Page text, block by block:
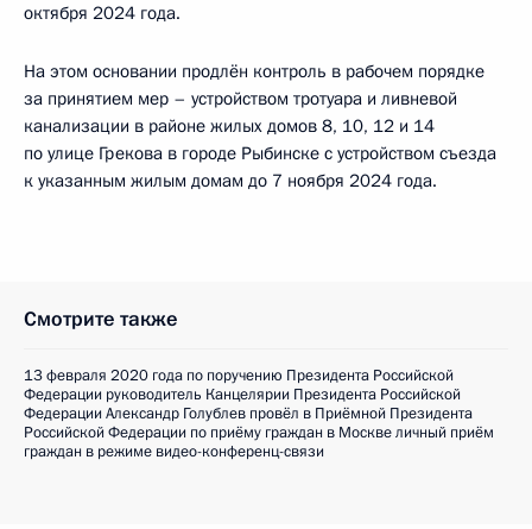
октября 2024 года.
На этом основании продлён контроль в рабочем порядке
за принятием мер – устройством тротуара и ливневой
канализации в районе жилых домов 8, 10, 12 и 14
по улице Грекова в городе Рыбинске с устройством съезда
к указанным жилым домам до 7 ноября 2024 года.
Смотрите также
13 февраля 2020 года по поручению Президента Российской
Федерации руководитель Канцелярии Президента Российской
Федерации Александр Голублев провёл в Приёмной Президента
Российской Федерации по приёму граждан в Москве личный приём
граждан в режиме видео-конференц-связи